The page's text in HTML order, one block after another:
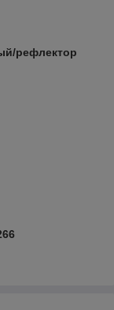
рефлектор